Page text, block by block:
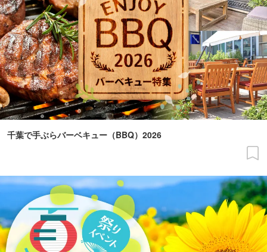
千葉で手ぶらバーベキュー（BBQ）2026